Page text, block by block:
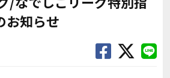
お知らせ